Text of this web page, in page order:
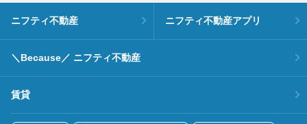
ニフティ不動産 ニフティ不動産アプリ
＼Because／ ニフティ不動産
賃貸